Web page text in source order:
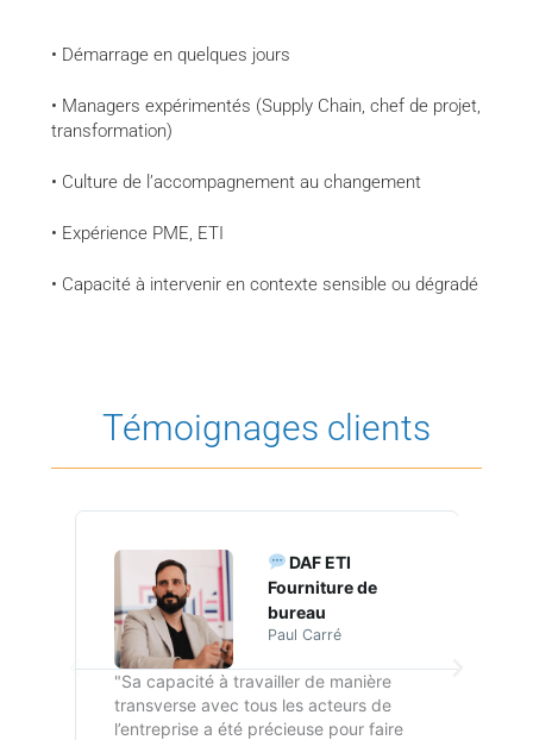
• Démarrage en quelques jours
• Managers expérimentés (Supply Chain, chef de projet,
transformation)
• Culture de l’accompagnement au changement
• Expérience PME, ETI
• Capacité à intervenir en contexte sensible ou dégradé
Témoignages clients
DAF ETI
Fourniture de
bureau
Paul Carré
"Sa capacité à travailler de manière
transverse avec tous les acteurs de
l’entreprise a été précieuse pour faire